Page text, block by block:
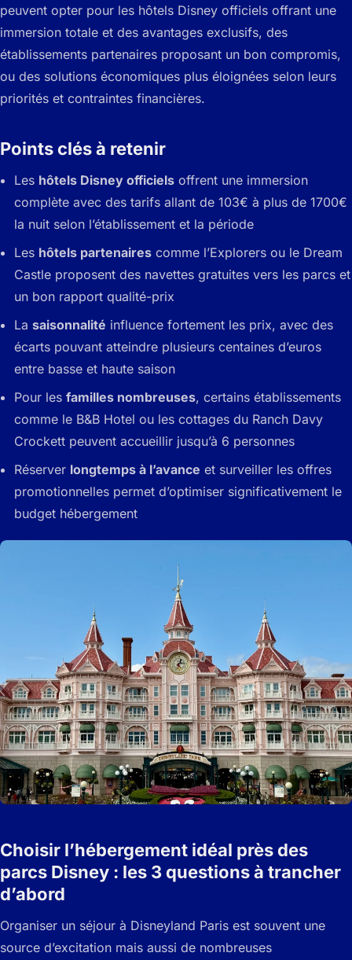
peuvent opter pour les hôtels Disney officiels offrant une
immersion totale et des avantages exclusifs, des
établissements partenaires proposant un bon compromis,
ou des solutions économiques plus éloignées selon leurs
priorités et contraintes financières.
Points clés à retenir
Les hôtels Disney officiels offrent une immersion
complète avec des tarifs allant de 103€ à plus de 1700€
la nuit selon l’établissement et la période
Les hôtels partenaires comme l’Explorers ou le Dream
Castle proposent des navettes gratuites vers les parcs et
un bon rapport qualité-prix
La saisonnalité influence fortement les prix, avec des
écarts pouvant atteindre plusieurs centaines d’euros
entre basse et haute saison
Pour les familles nombreuses, certains établissements
comme le B&B Hotel ou les cottages du Ranch Davy
Crockett peuvent accueillir jusqu’à 6 personnes
Réserver longtemps à l’avance et surveiller les offres
promotionnelles permet d’optimiser significativement le
budget hébergement
Choisir l’hébergement idéal près des
parcs Disney : les 3 questions à trancher
d’abord
Organiser un séjour à Disneyland Paris est souvent une
source d’excitation mais aussi de nombreuses